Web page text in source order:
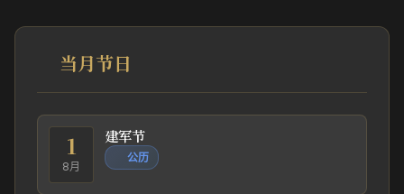
当月节日
1
8月
建军节
公历